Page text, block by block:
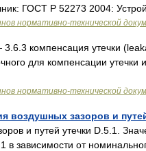
ГОСТ Р 52273 2004:
нормативно-технической
компенсация утечки
для компенсации
нормативно-технической
воздушных зазоров и
и путей утечки D.5.1.
в зависимости от